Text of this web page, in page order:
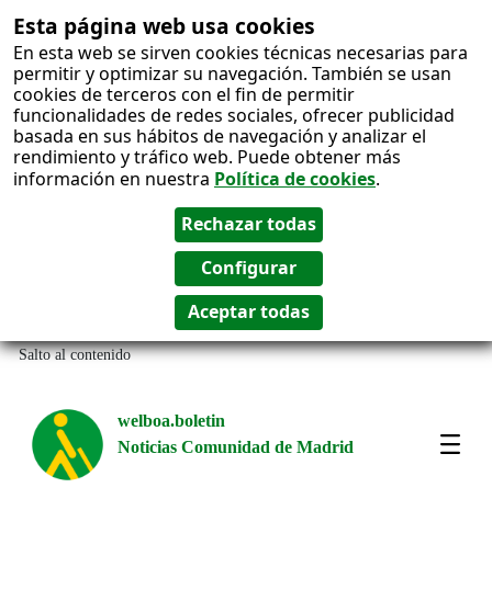
Esta página web usa cookies
En esta web se sirven cookies técnicas necesarias para
permitir y optimizar su navegación. También se usan
cookies de terceros con el fin de permitir
funcionalidades de redes sociales, ofrecer publicidad
basada en sus hábitos de navegación y analizar el
rendimiento y tráfico web. Puede obtener más
información en nuestra Política de cookies.
Salto al contenido
welboa.boletin
Noticias Comunidad de Madrid